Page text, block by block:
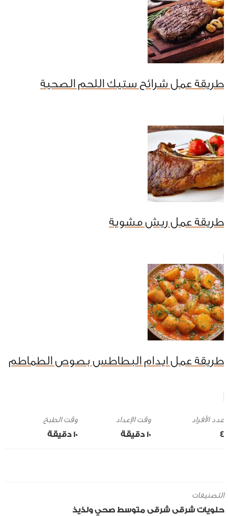
طريقة عمل شرائح ستيك اللحم الصحية
طريقة عمل ريش مشوية
طريقة عمل ايدام البطاطس بصوص الطماطم
4
وقت الإعداد
10 ‎دقيقة
وقت الطبخ
10 ‎دقيقة
التصنيفات
حلويات شرقى شرقى متوسط صحي ولذيذ